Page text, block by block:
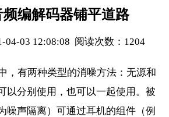
编解码器铺平道路
04-03 12:08:08 阅读次数： 1204
，有两种类型的消噪方法：无源和
以分别使用，也可以一起使用。被
噪声隔离）可通过耳机的组件（例